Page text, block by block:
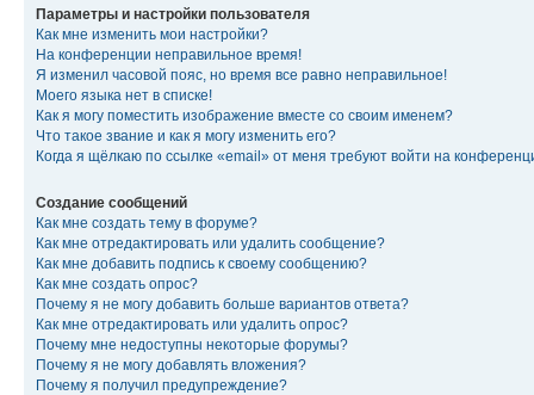
Параметры и настройки пользователя
Как мне изменить мои настройки?
На конференции неправильное время!
Я изменил часовой пояс, но время все равно неправильное!
Моего языка нет в списке!
Как я могу поместить изображение вместе со своим именем?
Что такое звание и как я могу изменить его?
Когда я щёлкаю по ссылке «email» от меня требуют войти на
Создание сообщений
Как мне создать тему в форуме?
Как мне отредактировать или удалить сообщение?
Как мне добавить подпись к своему сообщению?
Как мне создать опрос?
Почему я не могу добавить больше вариантов ответа?
Как мне отредактировать или удалить опрос?
Почему мне недоступны некоторые форумы?
Почему я не могу добавлять вложения?
Почему я получил предупреждение?